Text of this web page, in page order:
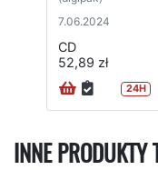
7.06.2024
CD
52,89 zł
24H
INNE PRODUKTY